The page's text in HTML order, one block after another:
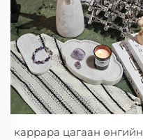
каррара цагаан өнгийн